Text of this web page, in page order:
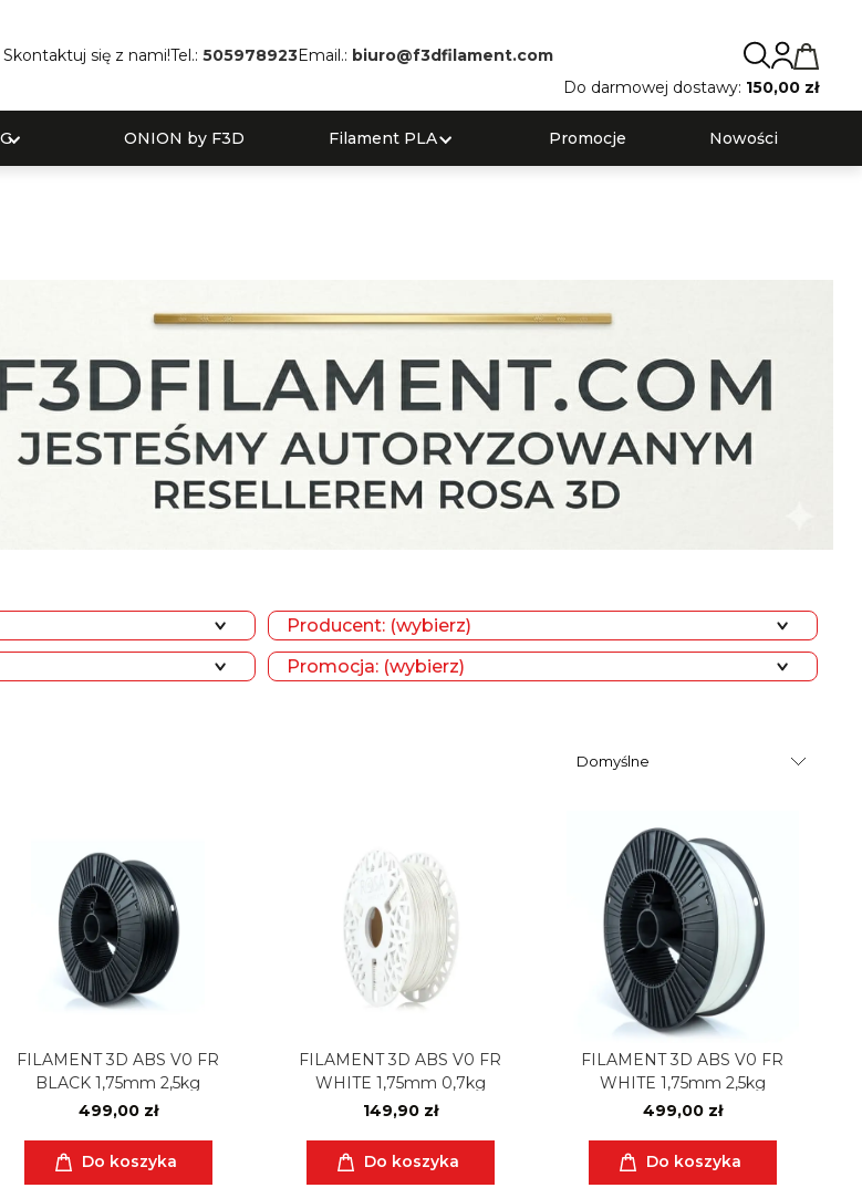
się z nami!Tel.: 505978923Email.: biuro@f3dfilament.com
Do darmowej dostawy: 150,00 zł
ONION by F3D Filament PLA Promocje Nowości
Producent: (wybierz)
Promocja: (wybierz)
FILAMENT 3D ABS V0 FR
BLACK 1,75mm 2,5kg
499,00 zł
Do koszyka
FILAMENT 3D ABS V0 FR
WHITE 1,75mm 0,7kg
149,90 zł
Do koszyka
FILAMENT 3D ABS V0 FR
WHITE 1,75mm 2,5kg
499,00 zł
Do koszyka